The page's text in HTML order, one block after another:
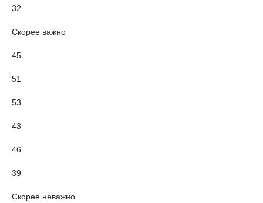
32
Скорее важно
45
51
53
43
46
39
Скорее неважно